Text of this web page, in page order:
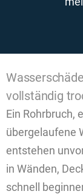
vollständig
Ein Rohrbruch,
übergelaufene
entstehen
in Wänden,
schnell